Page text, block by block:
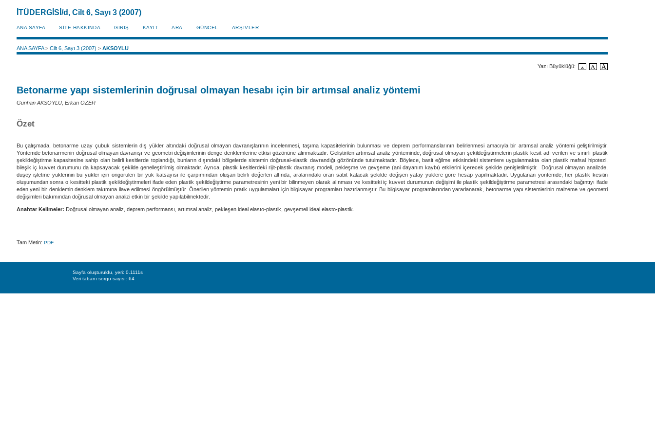
İTÜDERGİSİ/d, Cilt 6, Sayı 3 (2007)
ANA SAYFA SİTE HAKKINDA GIRIŞ KAYIT ARA GÜNCEL ARŞIVLER
ANA SAYFA> Cilt 6, Sayı 3 (2007) > AKSOYLU
Yazı Büyüklüğü:
Betonarme yapı sistemlerinin doğrusal olmayan hesabı için bir artımsal analiz yöntemi
Günhan AKSOYLU, Erkan ÖZER
Özet
Bu çalışmada, betonarme uzay çubuk sistemlerin dış yükler altındaki doğrusal olmayan davranışlarının incelenmesi, taşıma kapasitelerinin bulunması ve deprem performanslarının belirlenmesi amacıyla bir artımsal analiz yöntemi geliştirilmiştir.
Yöntemde betonarmenin doğrusal olmayan davranışı ve geometri değişimlerinin denge denklemlerine etkisi gözönüne alınmaktadır. Geliştirilen artımsal analiz yönteminde, doğrusal olmayan şekildeğiştirmelerin plastik kesit adı verilen ve sınırlı plastik
şekildeğiştirme kapasitesine sahip olan belirli kesitlerde toplandığı, bunların dışındaki bölgelerde sistemin doğrusal-elastik davrandığı gözönünde tutulmaktadır. Böylece, basit eğilme etkisindeki sistemlere uygulanmakta olan plastik mafsal hipotezi,
bileşik iç kuvvet durumunu da kapsayacak şekilde genelleştirilmiş olmaktadır. Ayrıca, plastik kesitlerdeki rijit-plastik davranış modeli, pekleşme ve gevşeme (ani dayanım kaybı) etkilerini içerecek şekilde genişletilmiştir. Doğrusal olmayan analizde,
düşey işletme yüklerinin bu yükler için öngörülen bir yük katsayısı ile çarpımından oluşan belirli değerleri altında, aralarındaki oran sabit kalacak şekilde değişen yatay yüklere göre hesap yapılmaktadır. Uygulanan yöntemde, her plastik kesitin
oluşumundan sonra o kesitteki plastik şekildeğiştirmeleri ifade eden plastik şekildeğiştirme parametresinin yeni bir bilinmeyen olarak alınması ve kesitteki iç kuvvet durumunun değişimi ile plastik şekildeğiştirme parametresi arasındaki bağıntıyı ifade
eden yeni bir denklemin denklem takımına ilave edilmesi öngörülmüştür. Önerilen yöntemin pratik uygulamaları için bilgisayar programları hazırlanmıştır. Bu bilgisayar programlarından yararlanarak, betonarme yapı sistemlerinin malzeme ve geometri
değişimleri bakımından doğrusal olmayan analizi etkin bir şekilde yapılabilmektedir.
Anahtar Kelimeler: Doğrusal olmayan analiz, deprem performansı, artımsal analiz, pekleşen ideal elasto-plastik, gevşemeli ideal elasto-plastik.
Tam Metin: PDF
Sayfa oluşturuldu, yeri: 0.1111s
Veri tabanı sorgu sayısı: 64